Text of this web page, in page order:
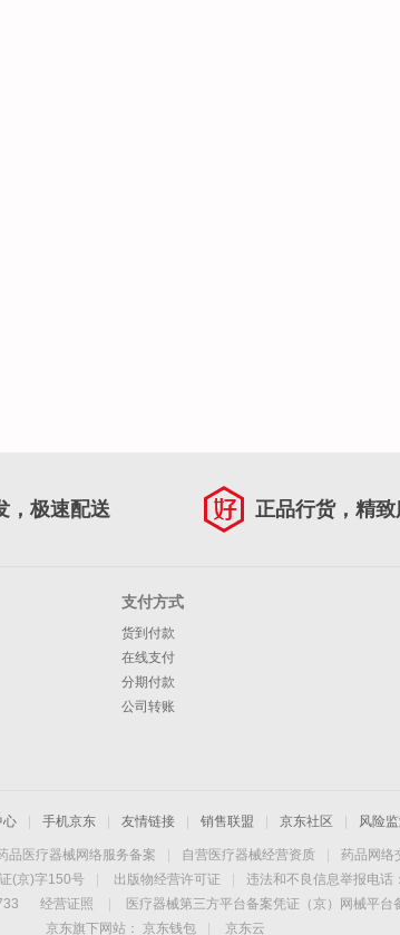
，极速配送 正品行货，精致
支付方式
货到付款
在线支付
分期付款
公司转账
心 手机京东 友情链接 销售联盟 京东社区 风险监
品医疗器械网络服务备案 自营医疗器械经营资质 药品网络
(京)字150号
出版物经营许可证
违法和不良信息举报电话
经营证照 医疗器械第三方平台备案凭证（京）网械平
京东旗下网站：
京东钱包 京东云